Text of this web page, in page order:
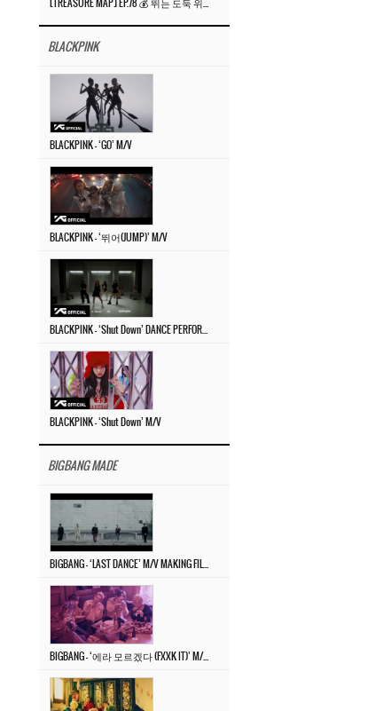
BLACKPINK
BLACKPINK – ‘GO’ M/V
BLACKPINK – ‘뛰어(JUMP)’ M/V
BLACKPINK – ‘Shut Down’ M/V
BIGBANG MADE